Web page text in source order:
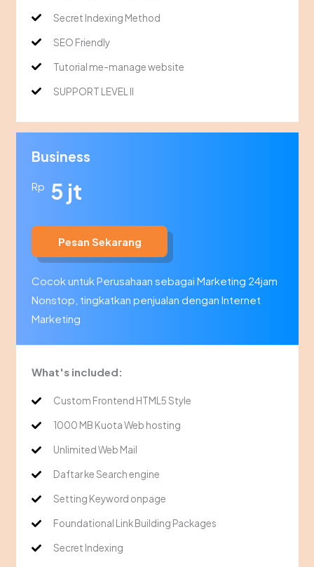
Secret Indexing Method
SEO Friendly
Tutorial me-manage website
SUPPORT LEVEL II
Business
Rp 5 jt
Pesan Sekarang
Cocok untuk Perusahaan sebagai Marketing 24jam
Nonstop, tingkatkan penjualan dengan Internet
Marketing
What's included:
Custom Frontend HTML5 Style
1000 MB Kuota Web hosting
Unlimited Web Mail
Daftar ke Search engine
Setting Keyword onpage
Foundational Link Building Packages
Secret Indexing